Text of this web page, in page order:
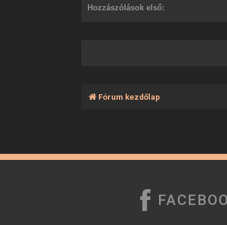
Hozzászólások első:
Fórum kezdőlap